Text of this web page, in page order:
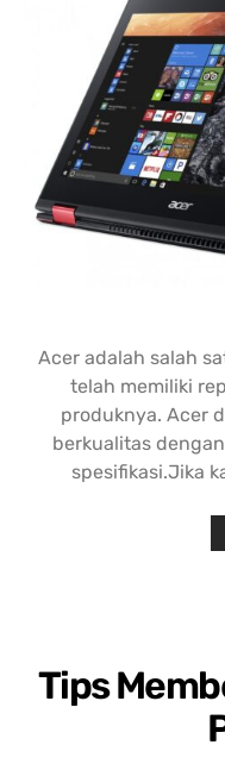
Acer adalah salah
telah memiliki
produknya. Acer
berkualitas
spesifikasi.Jika
Tips